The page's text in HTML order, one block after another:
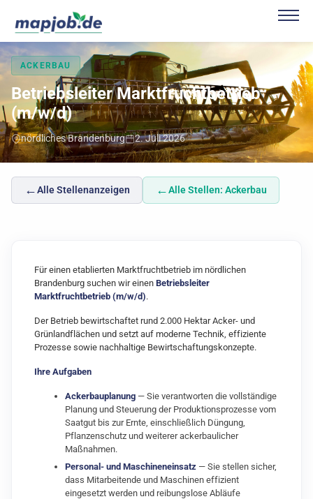
ACKERBAU
Betriebsleiter Marktfruchtbetrieb
(m/w/d)
nördliches Brandenburg 2. Juli 2026
←Alle Stellenanzeigen ←Alle Stellen: Ackerbau
Für einen etablierten Marktfruchtbetrieb im nördlichen
Brandenburg suchen wir einen Betriebsleiter
Marktfruchtbetrieb (m/w/d).
Der Betrieb bewirtschaftet rund 2.000 Hektar Acker- und
Grünlandflächen und setzt auf moderne Technik, effiziente
Prozesse sowie nachhaltige Bewirtschaftungskonzepte.
Ihre Aufgaben
Ackerbauplanung — Sie verantworten die vollständige
Planung und Steuerung der Produktionsprozesse vom
Saatgut bis zur Ernte, einschließlich Düngung,
Pflanzenschutz und weiterer ackerbaulicher
Maßnahmen.
Personal- und Maschineneinsatz — Sie stellen sicher,
dass Mitarbeitende und Maschinen effizient
eingesetzt werden und reibungslose Abläufe